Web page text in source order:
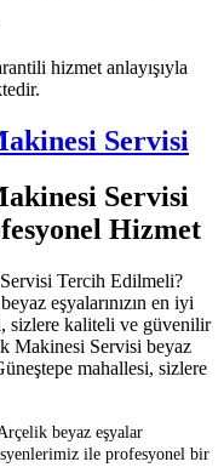
hizmet anlayışıyla
Servisi
Servisi
Hizmet
Tercih Edilmeli?
eşyalarınızın en iyi
sizlere kaliteli ve güvenilir
Makinesi Servisi beyaz
mahallesi, sizlere
beyaz eşyalar
ile profesyonel bir